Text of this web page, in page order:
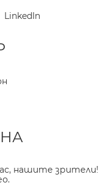
LinkedIn
нашите зрители!